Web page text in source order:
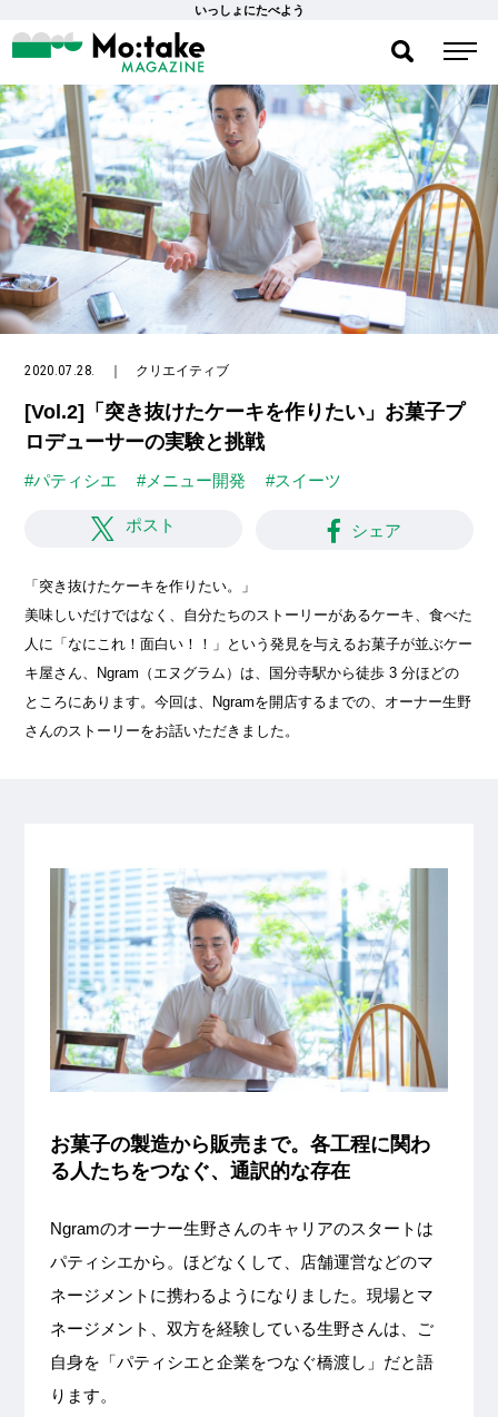
いっしょにたべよう
2020.07.28. クリエイティブ
[Vol.2]「突き抜けたケーキを作りたい」お菓子プ
ロデューサーの実験と挑戦
#パティシエ #メニュー開発 #スイーツ
ポスト シェア
「突き抜けたケーキを作りたい。」
美味しいだけではなく、自分たちのストーリーがあるケーキ、食べた
人に「なにこれ！面白い！！」という発見を与えるお菓子が並ぶケー
キ屋さん、Ngram（エヌグラム）は、国分寺駅から徒歩 3 分ほどの
ところにあります。今回は、Ngramを開店するまでの、オーナー生野
さんのストーリーをお話いただきました。
お菓子の製造から販売まで。各工程に関わ
る人たちをつなぐ、通訳的な存在
Ngramのオーナー生野さんのキャリアのスタートは
パティシエから。ほどなくして、店舗運営などのマ
ネージメントに携わるようになりました。現場とマ
ネージメント、双方を経験している生野さんは、ご
自身を「パティシエと企業をつなぐ橋渡し」だと語
ります。